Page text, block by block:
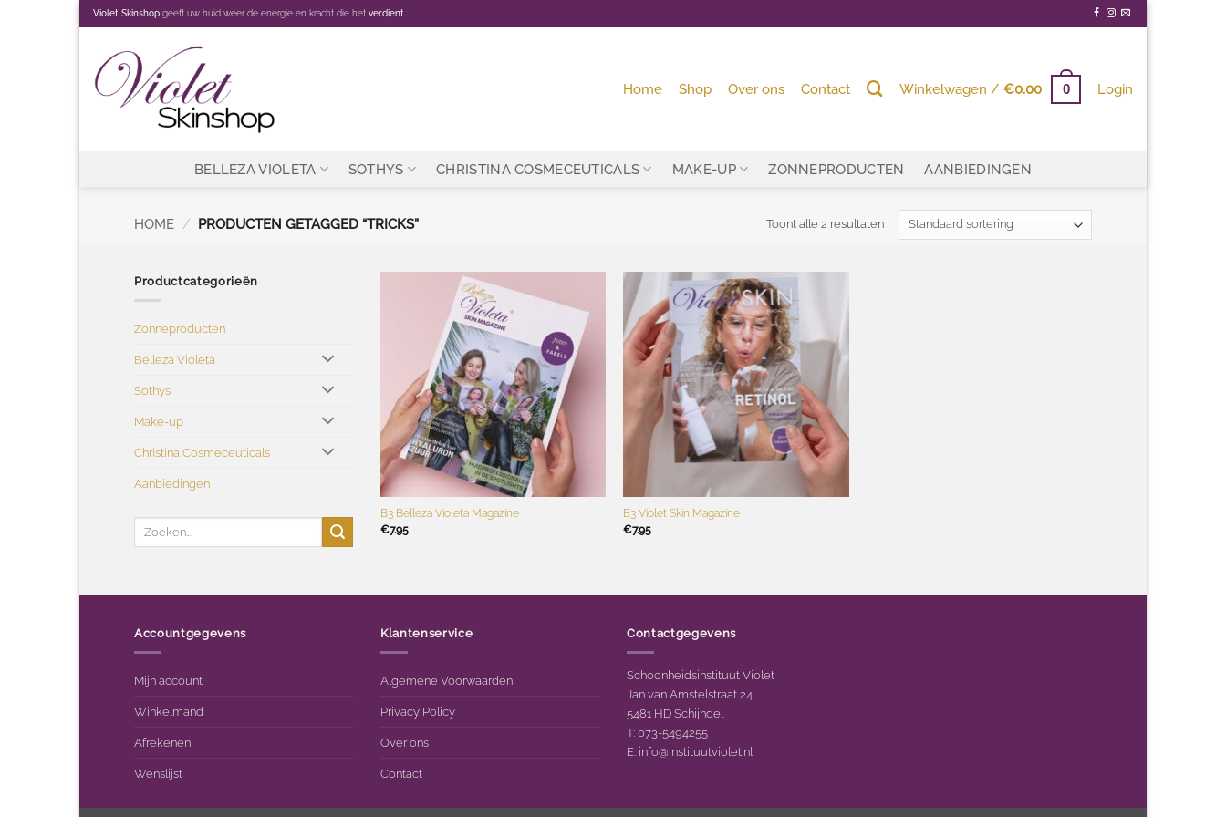
naar
Violet Skinshop geeft uw huid weer de energie en kracht die het verdient
Home Shop Over ons Contact Winkelwagen /€0.00 0 Login
BELLEZA VIOLETA SOTHYS CHRISTINA COSMECEUTICALS MAKE-UP ZONNEPRODUCTEN AANBIEDINGEN
HOME / PRODUCTEN GETAGGED “TRICKS” Toont alle 2 resultaten
Productcategorieën
Zonneproducten
Belleza Violeta
Sothys
Make-up
Christina Cosmeceuticals
Aanbiedingen
Zoeken
Toevoegen
wenslijst
B3 Belleza Violeta Magazine
€7.95
Toevoegen
+
B3 Violet Skin Magazine
€7.95
Accountgegevens
Mijn account
Winkelmand
Afrekenen
Wenslijst
Klantenservice
Algemene Voorwaarden
Privacy Policy
Over ons
Contact
Contactgegevens
Schoonheidsinstituut Violet
Jan van Amstelstraat 24
5481 HD Schijndel
T: 073-5494255
E: info@instituutviolet.nl